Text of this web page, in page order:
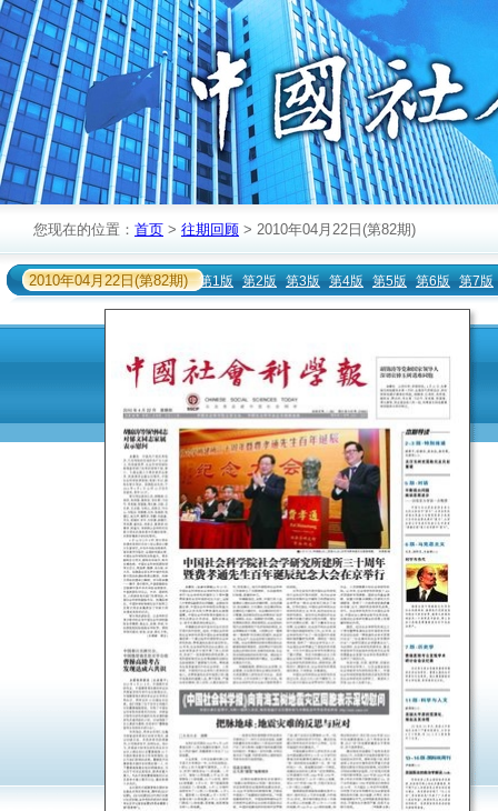
您现在的位置： 首页 > 往期回顾 > 2010年04月22日(第82期)
2010年04月22日(第82期) 第1版 第2版 第3版 第4版 第5版 第6版 第7版